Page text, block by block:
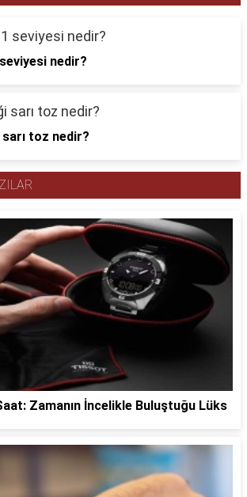
nedir?
toz nedir?
Zamanın İncelikle Buluştuğu Lüks